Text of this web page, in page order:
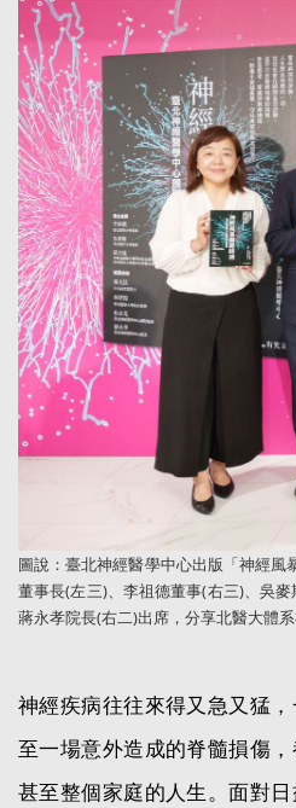
圖說：臺北神經醫學中心出版「神經
董事長(左三)、李祖德董事(右三)、吳
蔣永孝院長(右二)出席，分享北醫大體系
神經疾病往往來得又急又猛
至一場意外造成的脊髓損傷
甚至整個家庭的人生。面對